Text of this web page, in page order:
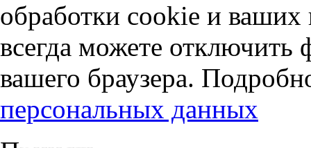
обработки cookie и
всегда можете отключить
вашего браузера.
персональных данных